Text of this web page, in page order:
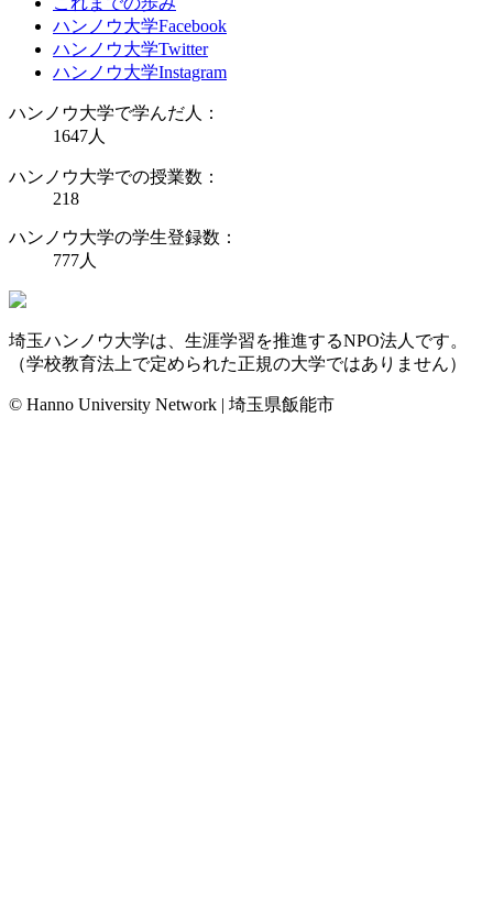
ハンノウ大学Facebook
ハンノウ大学Twitter
ハンノウ大学Instagram
ハンノウ大学で学んだ人：
1647人
ハンノウ大学での授業数：
218
ハンノウ大学の学生登録数：
777人
埼玉ハンノウ大学は、生涯学習を推進するNPO法人です。
（学校教育法上で定められた正規の大学ではありません）
© Hanno University Network | 埼玉県飯能市